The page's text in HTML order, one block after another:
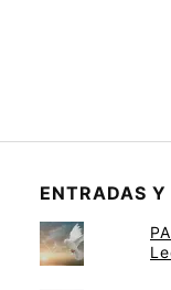
ENTRADAS Y